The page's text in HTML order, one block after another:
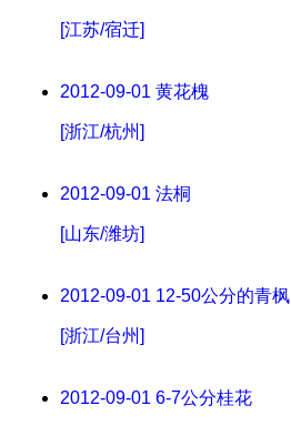
[江苏/宿迁]
2012-09-01 黄花槐
[浙江/杭州]
2012-09-01 法桐
[山东/潍坊]
2012-09-01 12-50公分的青枫
[浙江/台州]
2012-09-01 6-7公分桂花